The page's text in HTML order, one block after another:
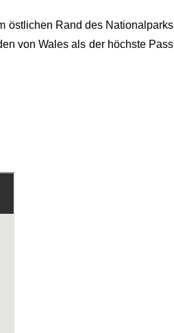
östlichen Rand des Nationalparks
von Wales als der höchste Pass